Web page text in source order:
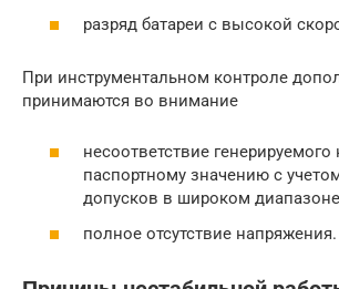
разряд батареи с высокой
При инструментальном контроле
принимаются во внимание
несоответствие
паспортному значению с
допусков в широком диапазоне
полное отсутствие напряжения.